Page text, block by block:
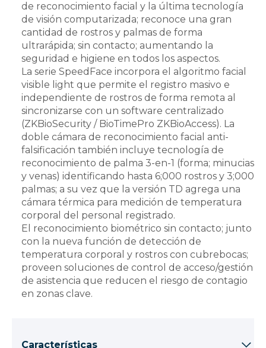
de reconocimiento facial y la última tecnología
de visión computarizada; reconoce una gran
cantidad de rostros y palmas de forma
ultrarápida; sin contacto; aumentando la
seguridad e higiene en todos los aspectos.
La serie SpeedFace incorpora el algoritmo facial
visible light que permite el registro masivo e
independiente de rostros de forma remota al
sincronizarse con un software centralizado
(ZKBioSecurity / BioTimePro ZKBioAccess). La
doble cámara de reconocimiento facial anti-
falsificación también incluye tecnología de
reconocimiento de palma 3-en-1 (forma; minucias
y venas) identificando hasta 6;000 rostros y 3;000
palmas; a su vez que la versión TD agrega una
cámara térmica para medición de temperatura
corporal del personal registrado.
El reconocimiento biométrico sin contacto; junto
con la nueva función de detección de
temperatura corporal y rostros con cubrebocas;
proveen soluciones de control de acceso/gestión
de asistencia que reducen el riesgo de contagio
en zonas clave.
Características